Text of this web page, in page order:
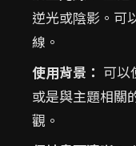
逆光或陰影。可
線。
使用背景： 可以
或是與主題相關
觀。